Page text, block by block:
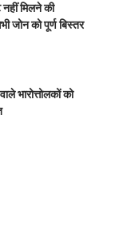
नहीं मिलने की
जोन को पूर्ण बिस्तर
भारोत्तोलकों को